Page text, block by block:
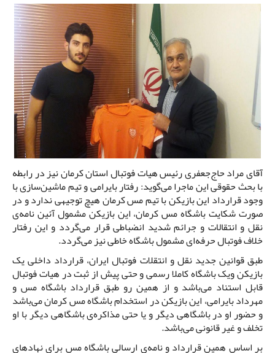
آقای مراد حاج‌جعفری رئیس هیات فوتبال استان کرمان نیز در رابطه
با بحث حقوقی این ماجرا می‌گوید: رفتار بایرامی و تیم ماشین‌سازی با
وجود قرارداد این بازیکن با تیم مس کرمان هیچ توجیهی ندارد و در
صورت شکایت باشگاه مس کرمان، این بازیکن مشمول آئین نامه‌ی
نقل و انتقالات و جرائم شدید انضباطی قرار می‌گردد و این رفتار
خلاف فوتبال حرفه‌ای مشمول باشگاه خاطی نیز می‌گردد.
طبق قوانین جدید نقل و انتقلات فوتبال ایران، قرارداد داخلی یک
بازیکن ویک باشگاه کاملا رسمی و حتی پیش از ثبت در هیات فوتبال
قابل استناد می‌باشد و از همین رو طبق قرارداد باشگاه مس و
مهرداد بایرامی، این بازیکن در استخدام باشگاه مس کرمان می‌باشد
و حضور او در باشگاهی دیگر و یا حتی مذاکره‌ی باشگاهی دیگر با او
تخلف و غیر قانونی می‌باشد.
بر اساس همین قرارداد و نامه‌ی ارسالی باشگاه مس برای نهادهای